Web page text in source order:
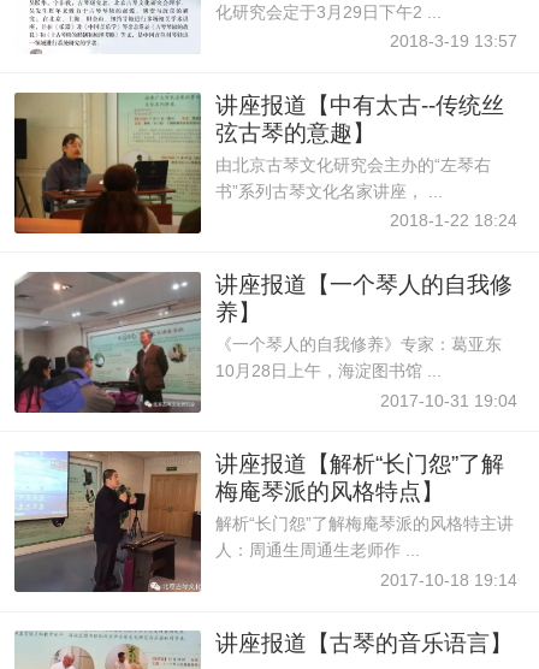
化研究会定于3月29日下午2 ...
2018-3-19 13:57
讲座报道【中有太古--传统丝
弦古琴的意趣】
由北京古琴文化研究会主办的“左琴右
书”系列古琴文化名家讲座， ...
2018-1-22 18:24
讲座报道【一个琴人的自我修
养】
《一个琴人的自我修养》专家：葛亚东
10月28日上午，海淀图书馆 ...
2017-10-31 19:04
讲座报道【解析“长门怨”了解
梅庵琴派的风格特点】
解析“长门怨”了解梅庵琴派的风格特主讲
人：周通生周通生老师作 ...
2017-10-18 19:14
讲座报道【古琴的音乐语言】